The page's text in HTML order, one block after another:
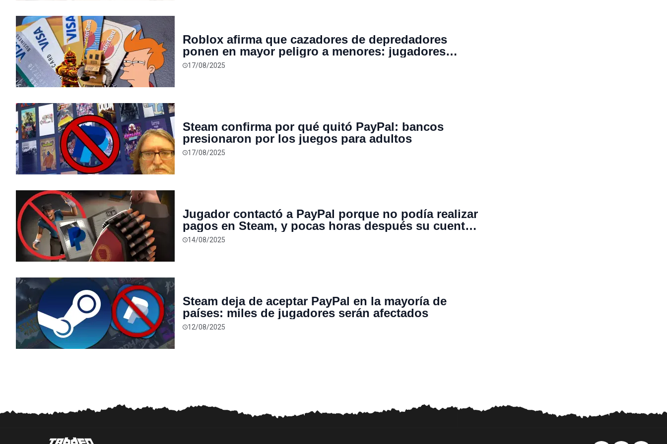
Roblox afirma que cazadores de depredadores
ponen en mayor peligro a menores: jugadores
exigen que Visa y Mastercard retiren apoyo a
17/08/2025
Steam confirma por qué quitó PayPal: bancos
presionaron por los juegos para adultos
17/08/2025
Jugador contactó a PayPal porque no podía realizar
pagos en Steam, y pocas horas después su cuenta
es bloqueada
14/08/2025
Steam deja de aceptar PayPal en la mayoría de
países: miles de jugadores serán afectados
12/08/2025